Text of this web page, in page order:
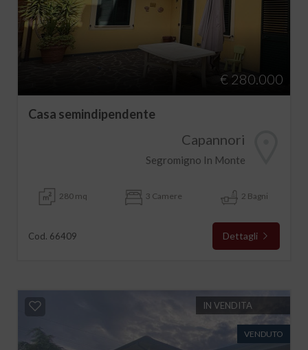
€ 280.000
Casa semindipendente
Capannori
Segromigno In Monte
280 mq 3 Camere 2 Bagni
Cod. 66409 Dettagli
IN VENDITA
VENDUTO